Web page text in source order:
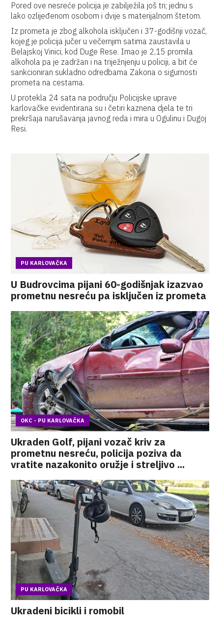
Pored ove nesreće policija je zabilježila još tri; jednu s
lako ozlijeđenom osobom i dvije s materijalnom štetom.
Iz prometa je zbog alkohola isključen i 37-godišnji vozač,
kojeg je policija jučer u večernjim satima zaustavila u
Belajskoj Vinici, kod Duge Rese. Imao je 2,15 promila
alkohola pa je zadržan i na triježnjenju u policiji, a bit će
sankcioniran sukladno odredbama Zakona o sigurnosti
prometa na cestama.
U protekla 24 sata na području Policijske uprave
karlovačke evidentirana su i četiri kaznena djela te tri
prekršaja narušavanja javnog reda i mira u Ogulinu i Dugoj
Resi.
PU KARLOVAČKA
U Budrovcima pijani 60-godišnjak izazvao
prometnu nesreću pa isključen iz prometa
OKC - PU KARLOVAČKA
Ukraden Golf, pijani vozač kriv za
prometnu nesreću, policija poziva da
vratite nazakonito oružje i streljivo ...
PU KARLOVAČKA
Ukradeni bicikli i romobil